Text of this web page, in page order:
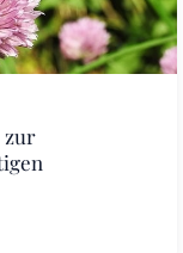
zur